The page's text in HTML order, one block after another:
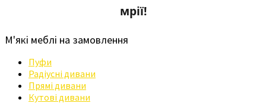
мрії!
М'які меблі на замовлення
Пуфи
Радіусні дивани
Прямі дивани
Кутові дивани